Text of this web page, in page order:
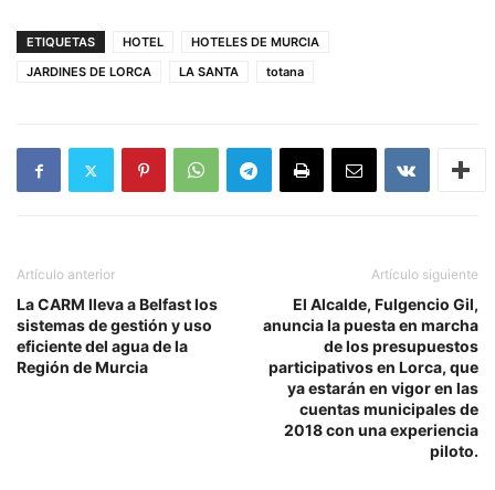
ETIQUETAS HOTEL
HOTELES DE MURCIA
JARDINES DE LORCA
LA SANTA totana
Artículo anterior
La CARM lleva a Belfast los
sistemas de gestión y uso
eficiente del agua de la
Región de Murcia
Artículo siguiente
El Alcalde, Fulgencio Gil,
anuncia la puesta en marcha
de los presupuestos
participativos en Lorca, que
ya estarán en vigor en las
cuentas municipales de
2018 con una experiencia
piloto.